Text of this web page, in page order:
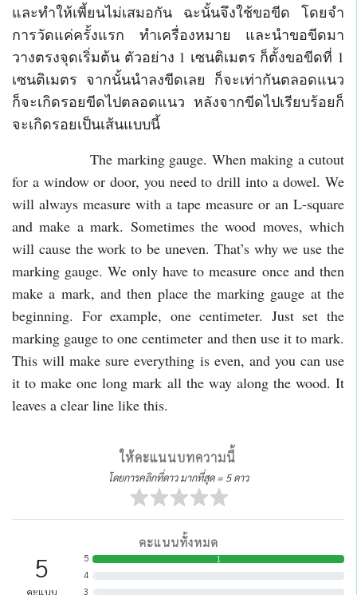
และทำให้เพี้ยนไม่เสมอกัน ฉะนั้นจึงใช้ขอขีด โดยจำ
การวัดแค่ครั้งแรก ทำเครื่องหมาย และนำขอขีดมา
วางตรงจุดเริ่มต้น ตัวอย่าง 1 เซนติเมตร ก็ตั้งขอขีดที่ 1
เซนติเมตร จากนั้นนำลงขีดเลย ก็จะเท่ากันตลอดแนว
ก็จะเกิดรอยขีดไปตลอดแนว หลังจากขีดไปเรียบร้อยก็
จะเกิดรอยเป็นเส้นแบบนี้
The marking gauge. When making a cutout
for a window or door, you need to drill into a dowel. We
will always measure with a tape measure or an L-square
and make a mark. Sometimes the wood moves, which
will cause the work to be uneven. That’s why we use the
marking gauge. We only have to measure once and then
make a mark, and then place the marking gauge at the
beginning. For example, one centimeter. Just set the
marking gauge to one centimeter and then use it to mark.
This will make sure everything is even, and you can use
it to make one long mark all the way along the wood. It
leaves a clear line like this.
ให้คะแนนบทความนี้
โดยการคลิกที่ดาว มากที่สุด = 5 ดาว
คะแนนทั้งหมด
5
คะแนน
5
1
4
3